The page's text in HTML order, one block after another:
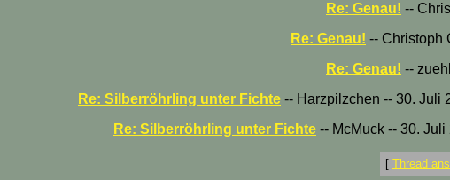
Re: Genau! --
Re: Genau! -- Christoph
Re: Genau! --
Re: Silberröhrling unter Fichte -- Harzpilzchen -- 30. Juli
Re: Silberröhrling unter Fichte -- McMuck -- 30.
[ Thread